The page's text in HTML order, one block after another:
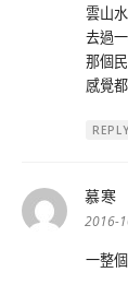
雲山
去過
那個
感覺
REPLY
慕寒
2016-
一整